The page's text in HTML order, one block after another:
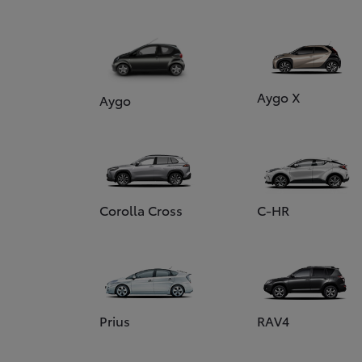
Aygo Aygo X
Corolla Cross C-HR
Prius RAV4